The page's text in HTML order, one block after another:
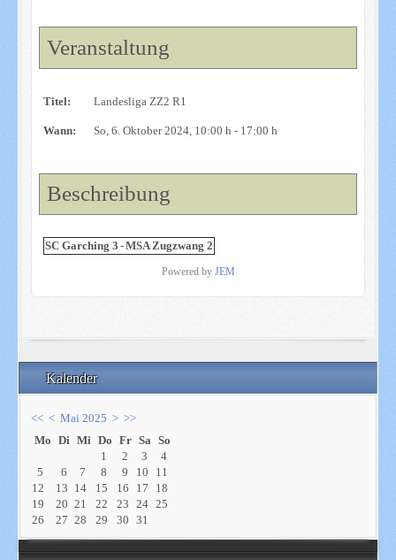
Kalender
<< < Mai 2025 > >>
Mo Di Mi Do Fr Sa So
1
2 3
4
5
6 7 8 9 10
11
12
13 14 15 16 17
18
19
20 21 22 23 24 25
26
27 28 29 30 31
Veranstaltung
Titel: Landesliga ZZ2 R1
Wann: So, 6. Oktober 2024, 10:00 h - 17:00 h
Beschreibung
SC Garching 3 -MSA Zugzwang 2
Powered by JEM